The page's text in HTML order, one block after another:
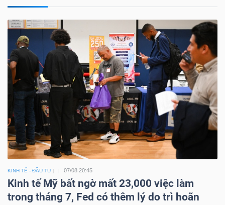
KINH TẾ - ĐẦU TƯ 07/08 20:45
Kinh tế Mỹ bất ngờ mất 23,000 việc làm
trong tháng 7, Fed có thêm lý do trì hoãn